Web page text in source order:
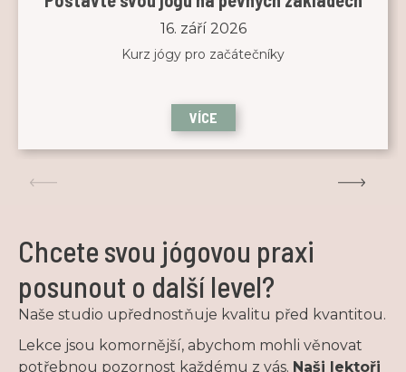
16. září 2026
Kurz jógy pro začátečníky
VÍCE
Chcete svou jógovou praxi
posunout o další level?
Naše studio upřednostňuje kvalitu před kvantitou.
Lekce jsou komornější, abychom mohli věnovat
potřebnou pozornost každému z vás. Naši lektoři